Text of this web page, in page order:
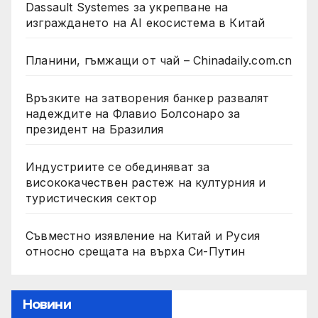
Dassault Systemes за укрепване на
изграждането на AI екосистема в Китай
Планини, гъмжащи от чай – Chinadaily.com.cn
Връзките на затворения банкер развалят
надеждите на Флавио Болсонаро за
президент на Бразилия
Индустриите се обединяват за
висококачествен растеж на културния и
туристическия сектор
Съвместно изявление на Китай и Русия
относно срещата на върха Си-Путин
Новини